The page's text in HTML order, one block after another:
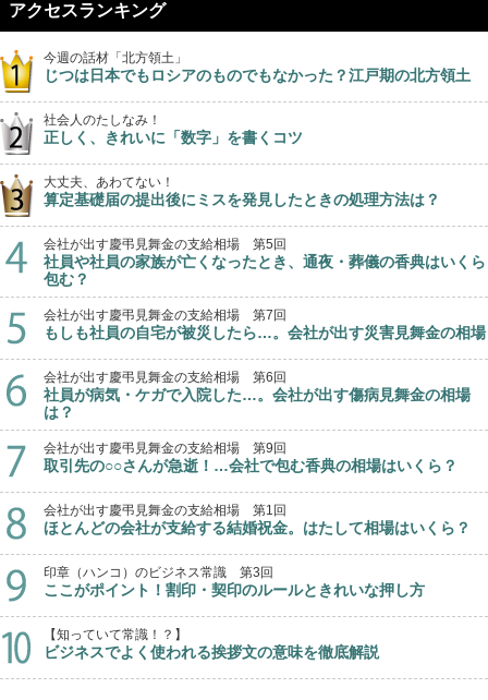
アクセスランキング
今週の話材「北方領土」
じつは日本でもロシアのものでもなかった？江戸期の北方領土
社会人のたしなみ！
正しく、きれいに「数字」を書くコツ
大丈夫、あわてない！
算定基礎届の提出後にミスを発見したときの処理方法は？
会社が出す慶弔見舞金の支給相場 第5回
社員や社員の家族が亡くなったとき、通夜・葬儀の香典はいくら
包む？
会社が出す慶弔見舞金の支給相場 第7回
もしも社員の自宅が被災したら…。会社が出す災害見舞金の相場
会社が出す慶弔見舞金の支給相場 第6回
社員が病気・ケガで入院した…。会社が出す傷病見舞金の相場
は？
会社が出す慶弔見舞金の支給相場 第9回
取引先の○○さんが急逝！…会社で包む香典の相場はいくら？
会社が出す慶弔見舞金の支給相場 第1回
ほとんどの会社が支給する結婚祝金。はたして相場はいくら？
印章（ハンコ）のビジネス常識 第3回
ここがポイント！割印・契印のルールときれいな押し方
【知っていて常識！？】
ビジネスでよく使われる挨拶文の意味を徹底解説